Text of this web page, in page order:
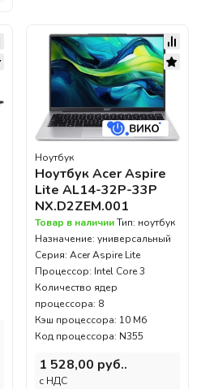
Ноутбук
Ноутбук Acer Aspire
Lite AL14-32P-33P
NX.D2ZEM.001
Товар в наличииТип: ноутбук
Назначение: универсальный
Серия: Acer Aspire Lite
Процессор: Intel Core 3
Количество ядер
процессора: 8
Кэш процессора: 10 Мб
Код процессора: N355
1 528,00 руб..
c НДС